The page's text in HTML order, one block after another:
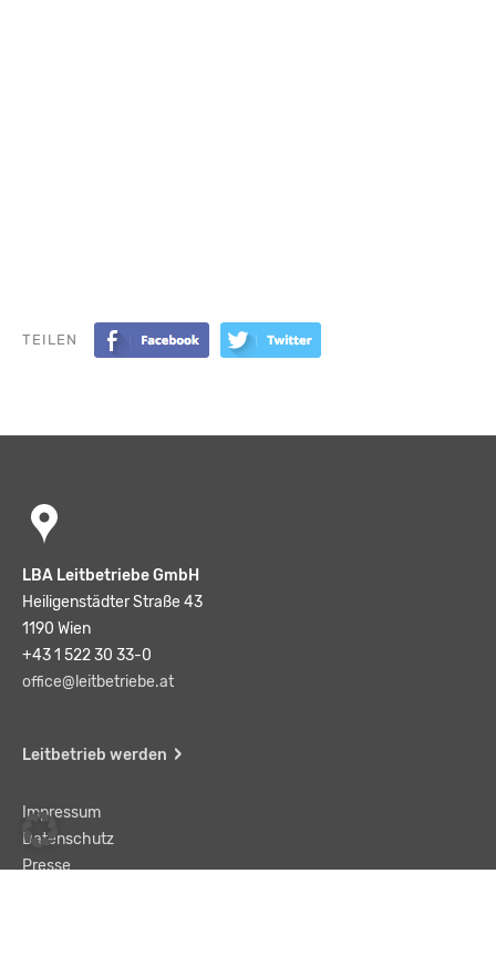
TEILEN
LBA Leitbetriebe GmbH
Heiligenstädter Straße 43
1190 Wien
+43 1 522 30 33-0
office@leitbetriebe.at
Leitbetrieb werden
Impressum
Datenschutz
Presse